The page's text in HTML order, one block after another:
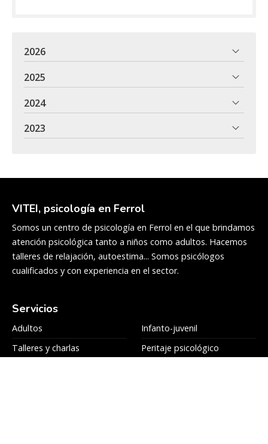
2026
2025
2024
2023
VITEI, psicología en Ferrol
Somos un centro de psicología en Ferrol en el que brindamos
atención psicológica tanto a niños como adultos. Hacemos
talleres de relajación, autoestima... Somos psicólogos
cualificados y con experiencia en el sector.
Servicios
Adultos
Infanto-juvenil
Talleres y charlas
Peritaje psicológico